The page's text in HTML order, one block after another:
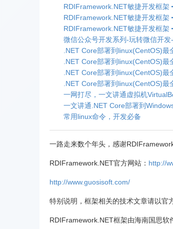
RDIFramework.NET敏捷开发框架
RDIFramework.NET敏捷开发框架
RDIFramework.NET敏捷开发框
微信公众号开发系列-玩转微信开发
.NET Core部署到linux(CentOS)最
.NET Core部署到linux(CentOS)
.NET Core部署到linux(CentOS)
.NET Core部署到linux(CentOS)
一网打尽，一文讲通虚拟机
一文讲通.NET Core部署到
常用linux命令，开发必备
一路走来数个年头，感谢
RDIFramework.NET官方网站： http://
http://www.guosisoft.com/
特别说明，框架相关的技术文章请以官
RDIFramework.NET框架由海南国思软